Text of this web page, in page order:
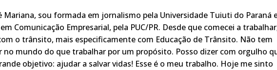
Mariana, sou formada em jornalismo pela Universidade Tuiuti do Paraná
Comunicação Empresarial, pela PUC/PR. Desde que comecei a
o trânsito, mais especificamente com Educação de Trânsito. Não tem
no mundo do que trabalhar por um propósito. Posso dizer com orgulho
objetivo: ajudar a salvar vidas! Esse é o meu trabalho. Hoje me sinto